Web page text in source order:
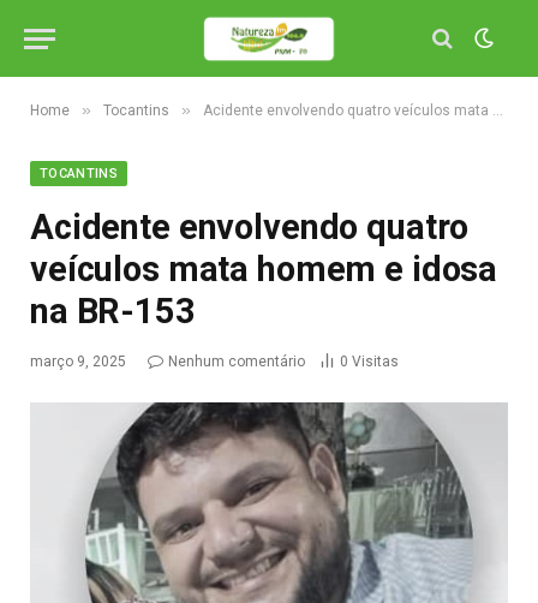
Home » Tocantins » Acidente envolvendo quatro veículos mata homem e idosa na BR-153
TOCANTINS
Acidente envolvendo quatro
veículos mata homem e idosa
na BR-153
março 9, 2025 Nenhum comentário 0 Visitas